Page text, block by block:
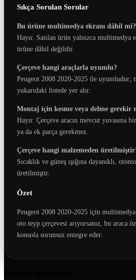
Sıkça Sorulan Sorular
Bu ürüne multimedya ekranı dâhil mi?
Hayır. Satılan ürün yalnızca multimedya
ürüne dâhil değildir.
Çerçeve hangi araçlarla uyumlu?
Peugeot 2008 2020-2025 ile uyumludur;
yukarıdaki listede yer alır.
Montaj için kesme veya delme gerekir
Hayır. Çerçeve aracın mevcut yuvasına
ya da ek parça gerekmez.
Çerçeve hangi malzemeden
Sıcaklık ve güneş ışığına dayanıklı,
üretilmiştir.
Özet
Peugeot 2008 2020-2025 için
oto teyp çerçevesi arıyorsanız, bu araca
konsola sorunsuz entegre eder.